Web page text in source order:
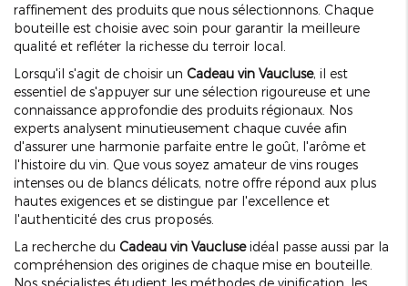
raffinement des produits que nous sélectionnons. Chaque
bouteille est choisie avec soin pour garantir la meilleure
qualité et refléter la richesse du terroir local.
Lorsqu'il s'agit de choisir un Cadeau vin Vaucluse, il est
essentiel de s'appuyer sur une sélection rigoureuse et une
connaissance approfondie des produits régionaux. Nos
experts analysent minutieusement chaque cuvée afin
d'assurer une harmonie parfaite entre le goût, l'arôme et
l'histoire du vin. Que vous soyez amateur de vins rouges
intenses ou de blancs délicats, notre offre répond aux plus
hautes exigences et se distingue par l'excellence et
l'authenticité des crus proposés.
La recherche du Cadeau vin Vaucluseidéal passe aussi par la
compréhension des origines de chaque mise en bouteille.
Nos spécialistes étudient les méthodes de vinification, les